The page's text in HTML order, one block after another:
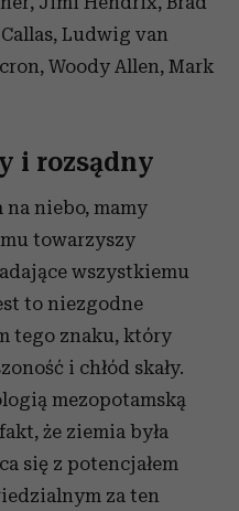
Ludwig van
Woody Allen, Mark
i rozsądny
na niebo, mamy
towarzyszy
wszystkiemu
to niezgodne
tego znaku, który
i chłód skały.
mezopotamską
że ziemia była
się z potencjałem
za ten